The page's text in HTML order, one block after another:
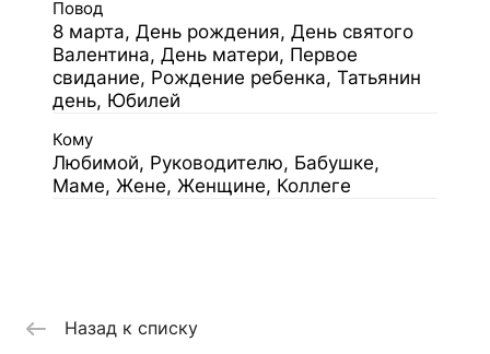
Повод
8 марта, День рождения, День святого
Валентина, День матери, Первое
свидание, Рождение ребенка, Татьянин
день, Юбилей
Кому
Любимой, Руководителю, Бабушке,
Маме, Жене, Женщине, Коллеге
Назад к списку